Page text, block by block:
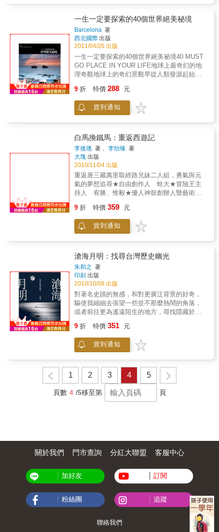
浪漫情節，那就是東方女性應付外國男人不好
意思拒絕的熱情如拉手、擁抱、接吻等，昏頭
昏腦的沒搞清楚就一頭栽進危險甚至帶有愛滋
陷阱的溫柔鄉裡，極為可怕！對付的方法也只
有高度警覺與極為精明的謹慎啊！記住：千萬
別不好意思拒絕，強硬而理性的拒抗西方男人
的虛擬熱情，嚴密防堵之外，必要時以中國功
夫應對。平日學習護身與養身功夫，旅途適時
穿著類似功夫裝扮，壯大膽量，勁道足夠的話
的可翠茵若是學過幾招中國功夫，不怕男人欺
負，她會改口說：女性旅行者在國外的頭號朋
友是「男人」！美國女孩葛美君（Maryjane）
工作一年、旅行兩年的方式，一面遊學、一面
旅行，十年來走遍大半個地球。她說她越走越
愛自由自在的旅行生活，單身一人，情戀隨
緣，瀟灑走世界。她以考古、著書、講學為
業，走遍世界著名的古蹟勝地。其中，秘魯的
印加古國首都庫斯科（Cusco）是她最鍾愛的
地方。當她獨自攀上海拔三千公尺的馬丘比丘
的成就，對她來說，考古即是旅行！日本女孩
理繪（Rie）就讀京都藝術大學三年級時，即已
遠走中東各國自助旅行，單人闖盪，非常了不
幾眼當然不夠，還想和她談談，最好能拿到她
的姓名和地址，我就是這樣和她成了忘年之
交。二十年後我們在東京見面，她還是二十年
前那樣漂亮可愛。她說當時單人旅行十多個國
家，平安無事，結識很多友人。問她如何一路
平安走過的，她說在國內先行見識旅行高手之
經驗談，旅行國外一路細心觀察，絕對安全再
走下一步。有伴結伴，沒伴盡量走人多的地
方，住宿多人一間的背包客旅館。理繪聰明機
解，絕不輕易留下姓名和地址。台灣女孩何
萍，長髮披肩，秀麗可愛，男士見了都會動
心。她遊完歐洲回來說：假如再活一次，我是
不敢一個人出國旅行的！她把旅行說成這樣危
險是可以理解，女性自助旅行若是沒有把握，
盡可能不要單獨環遊世界！何萍正如多數台灣
女孩，外型貴氣、愛漂亮、愛吃好住好的、愛
霄，志在四方，她的夢想是自助旅行，周遊世
界。她說：環球旅行是我一生最大夢想，背個
背包自由自在走世界多好啊！大學畢業那年，
西藏地區，徒步走進艱苦而不可知的墨脫深
處，據說那裡還未通車，男生都不敢去呢。她
天真地笑說：路上很少遇到人，遇到都是很好
的好人，壞人去不了那裡啊！凌霄運氣好，她
顯然並未警覺，好人見她這樣單身美女，受到
誘惑可就變成壞人了。她一定沒有聽說，很多
旅行者倒臥西藏不起的事。下回，希望凌霄有
有攔車，或者放棄用雙腳前進的渴望；一步步
望知道自己的意志與體能可以被推向怎樣的極
限，他努力在旅客擁擠不堪的城市與無人知曉
的小鎮間尋找全新的冒險；他不想用穿越多少
國界、花了多少錢或是玩過多少景點來量化旅
行的意義，但他始終期盼著在跨越自己心中的
疆界後，會遭遇怎樣的風景。 於是他便這麼向
前騎了下去。那一年他二十一歲，大學最後的
3000公里他的身影是台灣青年的身影，投映在
歐洲大地他的故事是一個年輕但不平凡的故事
旅程就從西班牙的巴塞農納機場開始---
一生一定要探索的40個世界絕美秘境
Barcelona 著
西北國際 出版
2011/04/26 出版
一生一定要探索的40個世界絕美祕境40 MUST
GO PLACE IN YOUR LIFE地球上最奇幻的地
理奇觀地球上的奇幻景觀早從人類發源起始以
觀，它們爾後促成了複雜且奇幻的儀式與事物
起源。本書裡，展示了許多觀光聖地和奇幻景
觀，廣泛到可以說是「連接了上天與大地」：
巍峨的山脈。本書裡搭配特殊拍攝的精美相
片，而書中每一章節，分別介紹世上最迷人的
絕景，也帶領讀者回顧奇幻歷史的特殊性；並
提供實用的旅遊建議給有意探索聖地的讀者
們。本書特色★精選世界最具代表性的40處絕
美奇境。★精美攝影圖片結合絕景的背後歷史
故事，引領讀者深入其境。★實用的旅遊建
議，可作為暢遊歷史古蹟的導覽指南。★全彩
大開本設計，重現震撼人心的世界奇觀。
9 折 特價 288 元
貨到通知
白馬換鐵馬：重返西遊記
李後璁 著 、李怡臻 著
大塊 出版
2010/11/04 出版
重返唐三藏萬里取經路兄妹二人組，勇氣與元
氣的夢想追尋★自由創作人 蛙大★冒險王主
持人 宥勝、惟毅★優人神鼓創辦人暨藝術總
50天，後璁因為工作關係，只走了25天。就在
那過程當中，我看到了一個不受主流價值制
約，而是從內在，強烈想要透過身體力行認識
車到優人神鼓山上劇場，告訴大家，他要去騎
腳踏車，圓一個未完成的夢想。這就是他，對
週遭事物充滿熱情與希望，對生存空間的未知
充滿好奇與想望。這本書，是他用腳踏車讓心
靈深刻蛻變，也送給了自己，送給了周遭所有
興奮迎接他安全歸來的人一份飽滿的生命禮
物！」★優人神鼓音樂總監－黃誌群「年少一
段風流事，只許佳人獨知之。」也騎鐵馬推
薦！！一對騎自行車橫跨4000公里絲路再深入
了五個月，經歷了數千公里旅行與冒險的歷
程。旅程參考《大唐西域記》與《西遊記》的
記述，探訪玄奘取經路線與遺跡。這趟重返西
遊記現場的開始是先搭飛機抵達深圳轉公車至
廣州，搭乖火車由廣州抵達西安，停留數天後
再取道河西走廊穿過甘肅進入新疆，經由敦煌
至東疆的哈密與吐魯番，走過古時的高昌故
量，回到喀什後轉火車至烏魯木齊再搭機轉飛
至台灣，再乘飛機抵達印度，以火車、客運方
式環旅印度，除了玄奘當年取經目標那瀾陀寺
科摩林角，深入追尋、朝聖玄奘當年遊學印度
的路線與遺跡。當年玄奘以雙腳走出胸中的世
界，親眼見證佛法的慈悲，數百年前在傳說中
的蠻荒與戈壁跋涉，經歷過酷熱、極寒、大風
沙、人心的考驗，當年他在旅程中看見了什
麼？感覺到了什麼？其旅程中所帶給後人的警
醒與反思、文化與感動是那麼樣的影響深遠。
9 折 特價 359 元
貨到通知
滄海月明：找尋台灣歷史幽光
朱和之 著
印刻 出版
2010/10/08 出版
對著名史蹟的無感，和對更廣泛背景的好奇，
驅使我細細去張望一些並不那麼熱鬧的角落，
或者前往更為遙遠陌生的地方，尋找隱藏於其
明的台灣圖像，如此生動，如此肌理宛然。不
僅僅透露著過去，也映照著未來。 這是一
個年輕人尋找台灣歷史感動的經過，一次以五
想和思考交相激盪的過程。 當貿易風再度
吹起，命運因而改變……你將聽見過往的風聲
獵獵、絮語細細。 於是我前往荷蘭，到阿
姆斯特丹、台夫特等東印度公司的六大商會城
從南投東埔走到花蓮玉里，在叢山峻嶺裡看清
訪琉球、湄洲、泉州，金門、澎湖、北港、大
甲、台南、關渡……等地，望見台灣歷史文化
好奇，來到這古老的府城與安平。當時穿梭在
眾多遺蹟裡，不僅無所感亦無解答，反而只能
感到巨大的茫然，並因此深深困惑，乃至於在
日後為了解答這困惑，開始了漫長的歷史尋訪
9 折 特價 351 元
貨到通知
1 2 3 4 5
頁數 4 /5移至第 頁
關於我們 門市查詢 分紅大聯盟 客服中心
加好友 訂閱
粉絲團 追蹤
聯絡我們